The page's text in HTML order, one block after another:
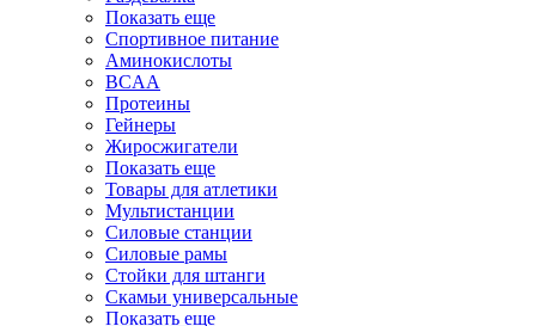
Показать еще
Спортивное питание
Аминокислоты
BCAA
Протеины
Гейнеры
Жиросжигатели
Показать еще
Товары для атлетики
Мультистанции
Силовые станции
Силовые рамы
Стойки для штанги
Скамьи универсальные
Показать еще